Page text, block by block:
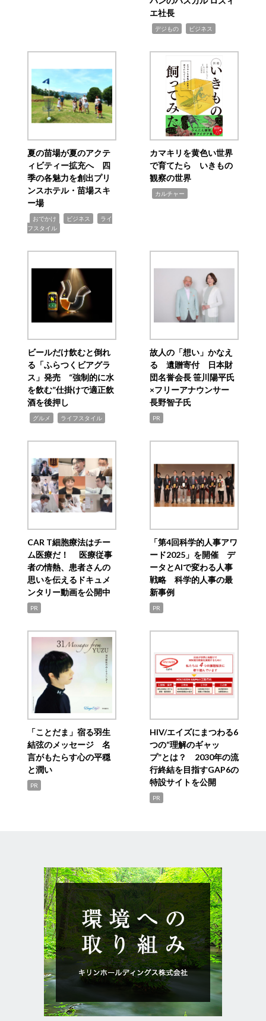
エ社長
デジもの ビジネス
夏の苗場が夏のアクテ
ィビティー拡充へ 四
季の各魅力を創出プリ
ンスホテル・苗場スキ
ー場
おでかけ ビジネス
ライ
フスタイル
カマキリを黄色い世界
で育てたら いきもの
観察の世界
カルチャー
ビールだけ飲むと倒れ
る「ふらつくビアグラ
ス」発売 “強制的に水
を飲む”仕掛けで適正飲
酒を後押し
グルメ ライフスタイル
故人の「想い」かなえ
る 遺贈寄付 日本財
団名誉会長 笹川陽平氏
×フリーアナウンサー
長野智子氏
PR
CAR T細胞療法はチー
ム医療だ！ 医療従事
者の情熱、患者さんの
思いを伝えるドキュメ
ンタリー動画を公開中
PR
「第4回科学的人事アワ
ード2025」を開催 デ
ータとAIで変わる人事
戦略 科学的人事の最
新事例
PR
「ことだま」宿る羽生
結弦のメッセージ 名
言がもたらす心の平穏
と潤い
PR
HIV/エイズにまつわる6
つの“理解のギャッ
プ”とは？ 2030年の流
行終結を目指すGAP6の
特設サイトを公開
PR